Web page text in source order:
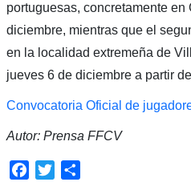
portuguesas, concretamente en
diciembre, mientras que el
en la localidad extremeña de
jueves 6 de diciembre a partir
Convocatoria Oficial de
Autor: Prensa FFCV
Facebook
Twitter